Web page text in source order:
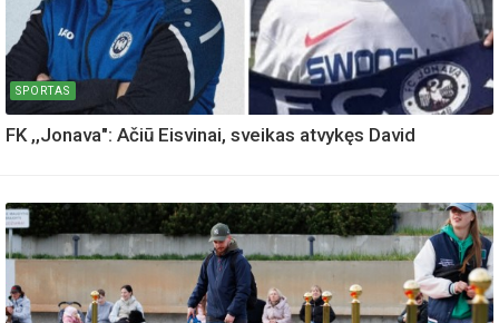
SPORTAS
FK ,,Jonava": Ačiū Eisvinai, sveikas atvykęs David